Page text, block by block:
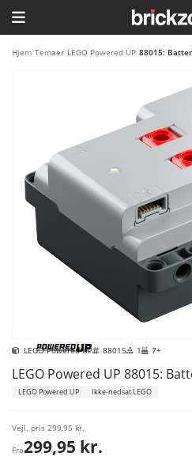
HJEM
LEGO FAVORITTER
Hjem Temaer LEGO Powered UP 88015:
LEGO Powered UP 88015 1 7+
LEGO Powered UP 88015:
LEGO Powered UP Ikke-nedsat LEGO
Vejl. pris 299,95 kr.
Fra299,95 kr.